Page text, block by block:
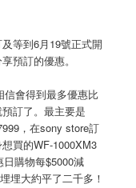
等到6月19號正式開
預訂的優惠。
會得到最多優惠比
訂了。最主要是
，在sony store訂
買的WF-1000XM3
購物每$5000減
埋大約平了二千多！